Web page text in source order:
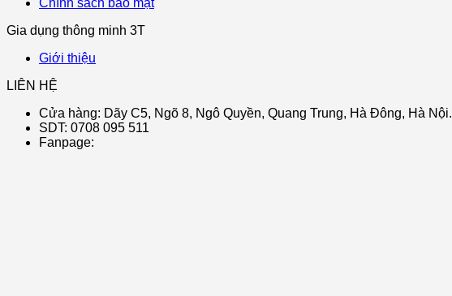
Chính sách bảo mật
Gia dụng thông minh 3T
Giới thiệu
LIÊN HỆ
Cửa hàng: Dãy C5, Ngõ 8, Ngô Quyền, Quang Trung, Hà Đông, Hà Nội.
SDT: 0708 095 511
Fanpage: